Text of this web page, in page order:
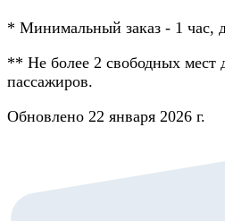
* Минимальный заказ - 1 час,
** Не более 2 свободных мест
пассажиров.
Обновлено 22 января 2026 г.